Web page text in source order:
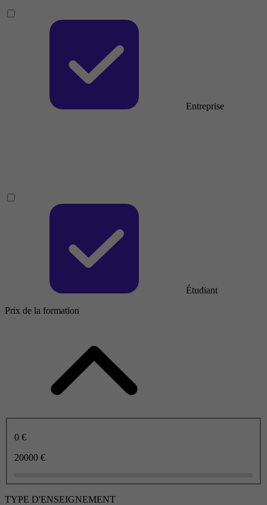
Entreprise
Étudiant
Prix de la formation
0 €
20000 €
TYPE D'ENSEIGNEMENT